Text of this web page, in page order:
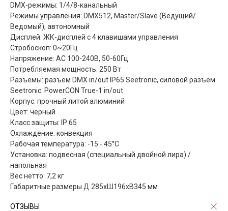
DMX-режимы: 1/4/8-канальный
Режимы управления: DMX512, Master/Slave (Ведущий/
Ведомый), автономный
Дисплей: ЖК-дисплей с 4 клавишами управления
Стробоскоп: 0~20Гц
Напряжение: AC 100-240В, 50-60Гц
Потребляемая мощность: 250 Вт
Разъемы: разъем DMX in/out IP65 Seetronic, силовой разъем
Seetronic PowerCON True-1 in/out
Корпус: прочный литой алюминий
Цвет: черный
Класс защиты: IP 65
Охлаждение: конвекция
Рабочая температура: -15 - 45°С
Установка: подвесная (специальный двойной лира) /
напольная
Вес нетто: 7,2 кг
Габаритные размеры Д 285xШ196xВ345 мм
ОТЗЫВЫ